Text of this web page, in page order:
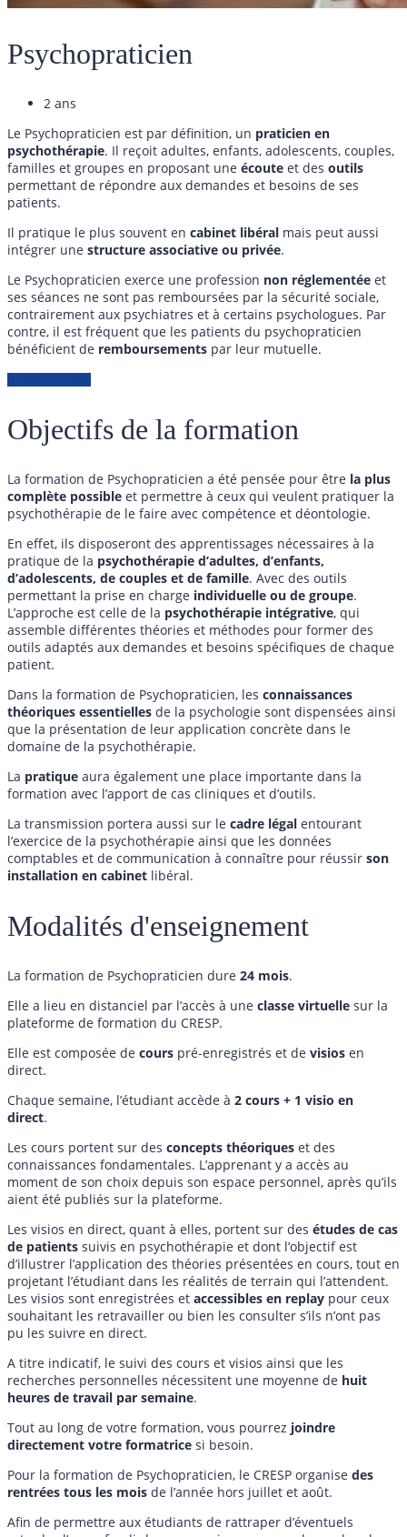
Psychopraticien
2 ans
Le Psychopraticien est par définition, un praticien en
psychothérapie. Il reçoit adultes, enfants, adolescents, couples,
familles et groupes en proposant une écoute et des outils
permettant de répondre aux demandes et besoins de ses
patients.
Il pratique le plus souvent en cabinet libéral mais peut aussi
intégrer une structure associative ou privée.
Le Psychopraticien exerce une profession non réglementée et
ses séances ne sont pas remboursées par la sécurité sociale,
contrairement aux psychiatres et à certains psychologues. Par
contre, il est fréquent que les patients du psychopraticien
bénéficient de remboursements par leur mutuelle.
Objectifs de la formation
La formation de Psychopraticien a été pensée pour être la plus
complète possible et permettre à ceux qui veulent pratiquer la
psychothérapie de le faire avec compétence et déontologie.
En effet, ils disposeront des apprentissages nécessaires à la
pratique de la psychothérapie d’adultes, d’enfants,
d’adolescents, de couples et de famille. Avec des outils
permettant la prise en charge individuelle ou de groupe.
L’approche est celle de la psychothérapie intégrative, qui
assemble différentes théories et méthodes pour former des
outils adaptés aux demandes et besoins spécifiques de chaque
patient.
Dans la formation de Psychopraticien, les connaissances
théoriques essentielles de la psychologie sont dispensées ainsi
que la présentation de leur application concrète dans le
domaine de la psychothérapie.
La pratique aura également une place importante dans la
formation avec l’apport de cas cliniques et d’outils.
La transmission portera aussi sur le cadre légal entourant
l’exercice de la psychothérapie ainsi que les données
comptables et de communication à connaître pour réussir son
installation en cabinet libéral.
Modalités d'enseignement
La formation de Psychopraticien dure 24 mois.
Elle a lieu en distanciel par l’accès à une classe virtuelle sur la
plateforme de formation du CRESP.
Elle est composée de cours pré-enregistrés et de visios en
direct.
Chaque semaine, l’étudiant accède à 2 cours + 1 visio en
direct.
Les cours portent sur des concepts théoriques et des
connaissances fondamentales. L’apprenant y a accès au
moment de son choix depuis son espace personnel, après qu’ils
aient été publiés sur la plateforme.
Les visios en direct, quant à elles, portent sur des études de cas
de patients suivis en psychothérapie et dont l’objectif est
d’illustrer l’application des théories présentées en cours, tout en
projetant l’étudiant dans les réalités de terrain qui l’attendent.
Les visios sont enregistrées et accessibles en replay pour ceux
souhaitant les retravailler ou bien les consulter s’ils n’ont pas
pu les suivre en direct.
A titre indicatif, le suivi des cours et visios ainsi que les
recherches personnelles nécessitent une moyenne de huit
heures de travail par semaine.
Tout au long de votre formation, vous pourrez joindre
directement votre formatrice si besoin.
Pour la formation de Psychopraticien, le CRESP organise des
rentrées tous les mois de l’année hors juillet et août.
Afin de permettre aux étudiants de rattraper d’éventuels